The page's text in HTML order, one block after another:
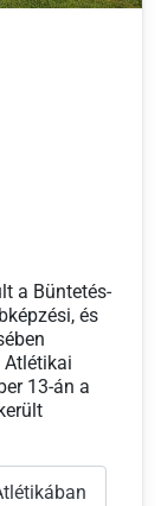
a Büntetés-
és
Atlétikai
13-án a